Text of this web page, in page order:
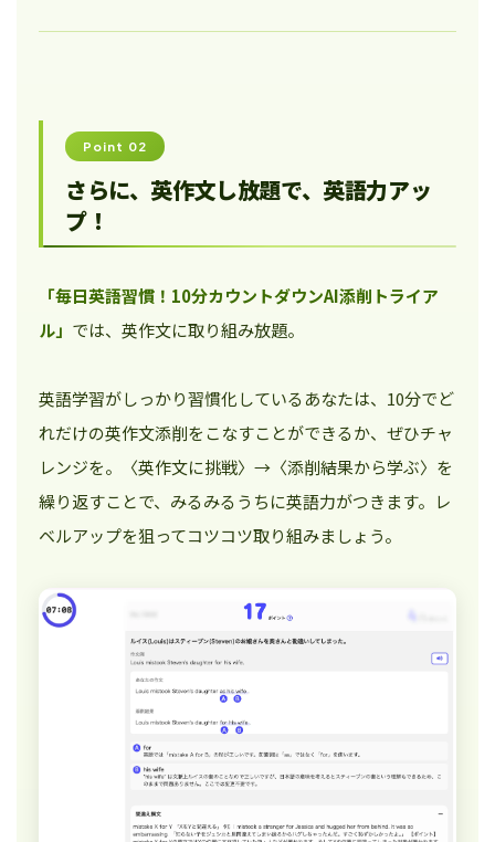
Point 02
さらに、英作文し放題で、英語力アッ
プ！
「毎日英語習慣！10分カウントダウンAI添削トライア
ル」 では、英作文に取り組み放題。
英語学習がしっかり習慣化しているあなたは、10分でど
れだけの英作文添削をこなすことができるか、ぜひチャ
レンジを。〈英作文に挑戦〉→〈添削結果から学ぶ〉を
繰り返すことで、みるみるうちに英語力がつきます。レ
ベルアップを狙ってコツコツ取り組みましょう。